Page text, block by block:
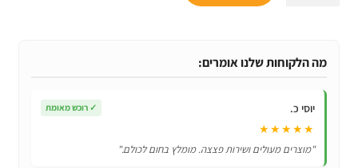
אחד
מה הלקוחות שלנו אומרים:
יוסי כ. ✓ רוכש מאומת
★★★★★
"מוצרים מעולים ושירות פצצה. מומלץ בחום לכולם."